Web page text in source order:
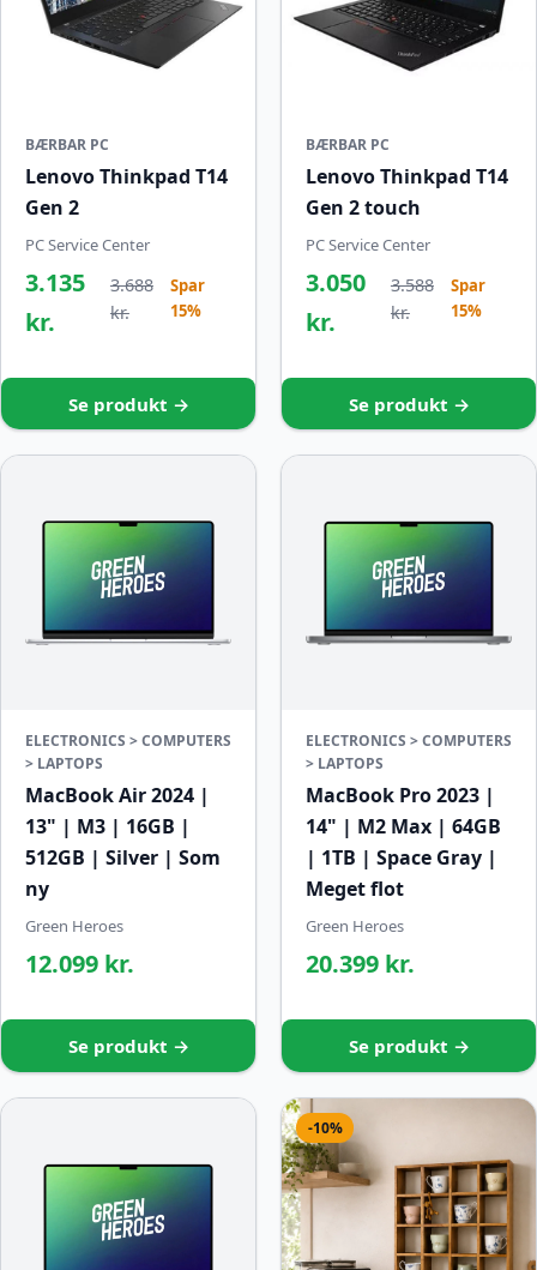
BÆRBAR PC
Lenovo Thinkpad T14
Gen 2
PC Service Center
3.135
kr.
3.688
kr.
Spar
15%
Se produkt →
BÆRBAR PC
Lenovo Thinkpad T14
Gen 2 touch
PC Service Center
3.050
kr.
3.588
kr.
Spar
15%
Se produkt →
ELECTRONICS > COMPUTERS
> LAPTOPS
MacBook Air 2024 |
13" | M3 | 16GB |
512GB | Silver | Som
ny
Green Heroes
12.099 kr.
Se produkt →
ELECTRONICS > COMPUTERS
> LAPTOPS
MacBook Pro 2023 |
14" | M2 Max | 64GB
| 1TB | Space Gray |
Meget flot
Green Heroes
20.399 kr.
Se produkt →
-10%